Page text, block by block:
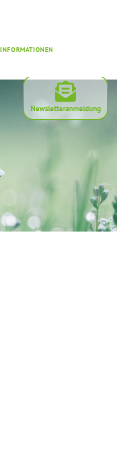
INFORMATIONEN
Newsletteranmeldung